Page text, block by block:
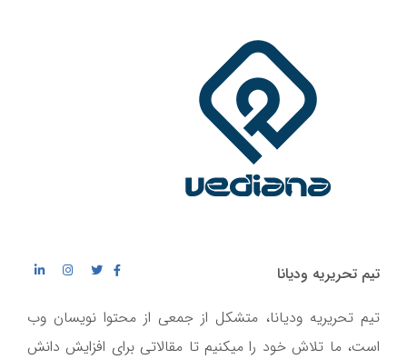
تیم تحریریه ودیانا
تیم تحریریه ودیانا، متشکل از جمعی از محتوا نویسان وب
است، ما تلاش خود را میکنیم تا مقالاتی برای افزایش دانش